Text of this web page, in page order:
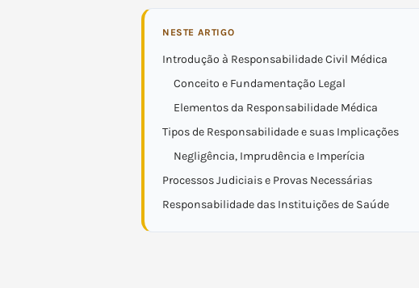
NESTE ARTIGO
Introdução à Responsabilidade Civil Médica
Conceito e Fundamentação Legal
Elementos da Responsabilidade Médica
Tipos de Responsabilidade e suas Implicações
Negligência, Imprudência e Imperícia
Processos Judiciais e Provas Necessárias
Responsabilidade das Instituições de Saúde